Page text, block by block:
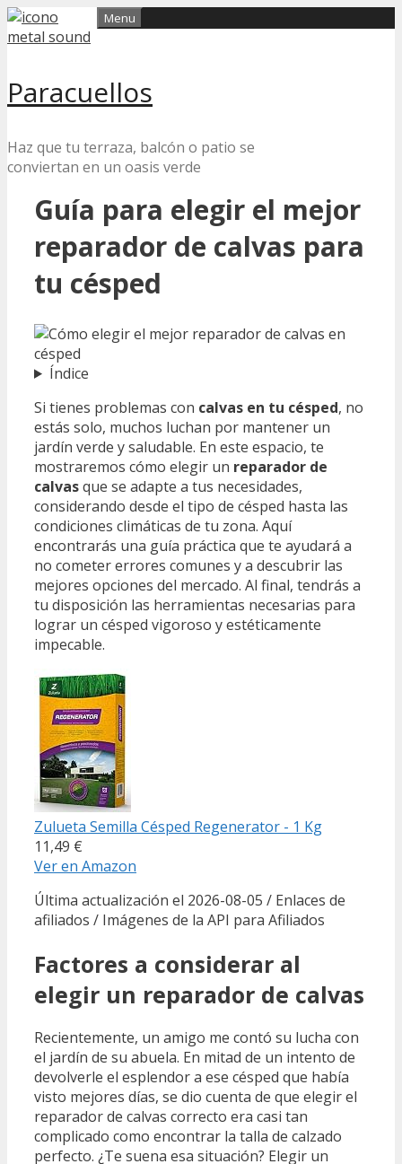
Skip
to
Paracuellos
Haz que tu terraza, balcón o patio se
conviertan en un oasis verde
Menu
Guía para elegir el mejor
reparador de calvas para
tu césped
Índice
Si tienes problemas con calvas en tu césped, no
estás solo, muchos luchan por mantener un
jardín verde y saludable. En este espacio, te
mostraremos cómo elegir un reparador de
calvasque se adapte a tus necesidades,
considerando desde el tipo de césped hasta las
condiciones climáticas de tu zona. Aquí
encontrarás una guía práctica que te ayudará a
no cometer errores comunes y a descubrir las
mejores opciones del mercado. Al final, tendrás a
tu disposición las herramientas necesarias para
lograr un césped vigoroso y estéticamente
impecable.
Zulueta Semilla Césped Regenerator - 1 Kg
11,49 €
Ver en Amazon
Última actualización el 2026-08-05 / Enlaces de
afiliados / Imágenes de la API para Afiliados
Factores a considerar al
elegir un reparador de calvas
Recientemente, un amigo me contó su lucha con
el jardín de su abuela. En mitad de un intento de
devolverle el esplendor a ese césped que había
visto mejores días, se dio cuenta de que elegir el
reparador de calvas correcto era casi tan
complicado como encontrar la talla de calzado
perfecto. ¿Te suena esa situación? Elegir un